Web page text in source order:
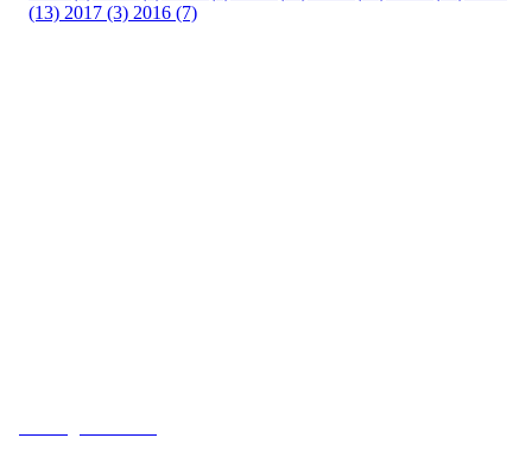
(13) 2017 (3) 2016 (7)